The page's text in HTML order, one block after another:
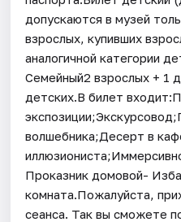
допускаются в музей
взрослых, купивших
аналогичной категории
Семейный2 взрослых + 1
детских.В билет
волшебника;Десерт в
Проказник домовой-
комната.Пожалуйста,
сеанса. Так вы сможете